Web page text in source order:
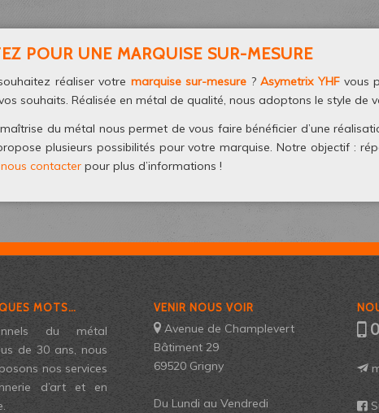
POUR UNE MARQUISE SUR-MESURE
réaliser votre marquise sur-mesure ?Asymetrix YHFvous
souhaits. Réalisée en métal de qualité, nous adoptons le style de
du métal nous permet de vous faire bénéficier d’une
plusieurs possibilités pour votre marquise. Notre objectif :
nous contacter pour plus d’informations !
MOTS…
du métal
de 30 ans, nous
nos services
d’art et en
VENIR NOUS VOIR
Avenue de Champlevert
Bâtiment 29
69520 Grigny
Du Lundi au Vendredi